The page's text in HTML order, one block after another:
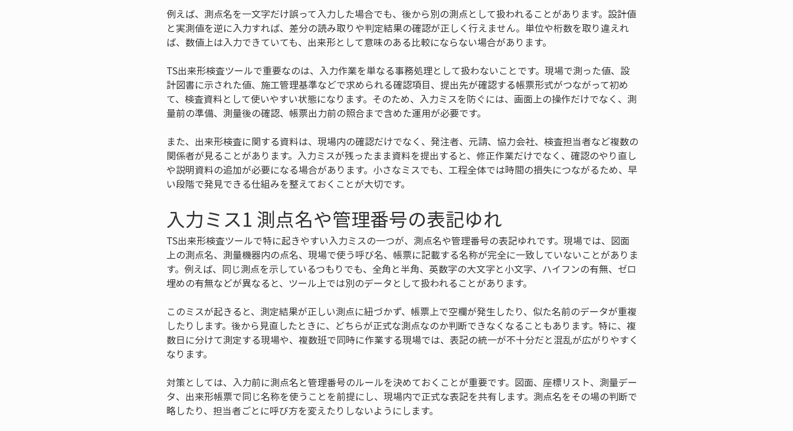
例えば、測点名を一文字だけ誤って入力した場合でも、後から別の測点として扱われることがあります。設計値
と実測値を逆に入力すれば、差分の読み取りや判定結果の確認が正しく行えません。単位や桁数を取り違えれ
ば、数値上は入力できていても、出来形として意味のある比較にならない場合があります。
TS出来形検査ツールで重要なのは、入力作業を単なる事務処理として扱わないことです。現場で測った値、設
計図書に示された値、施工管理基準などで求められる確認項目、提出先が確認する帳票形式がつながって初め
て、検査資料として使いやすい状態になります。そのため、入力ミスを防ぐには、画面上の操作だけでなく、測
量前の準備、測量後の確認、帳票出力前の照合まで含めた運用が必要です。
また、出来形検査に関する資料は、現場内の確認だけでなく、発注者、元請、協力会社、検査担当者など複数の
関係者が見ることがあります。入力ミスが残ったまま資料を提出すると、修正作業だけでなく、確認のやり直し
や説明資料の追加が必要になる場合があります。小さなミスでも、工程全体では時間の損失につながるため、早
い段階で発見できる仕組みを整えておくことが大切です。
入力ミス1 測点名や管理番号の表記ゆれ
TS出来形検査ツールで特に起きやすい入力ミスの一つが、測点名や管理番号の表記ゆれです。現場では、図面
上の測点名、測量機器内の点名、現場で使う呼び名、帳票に記載する名称が完全に一致していないことがありま
す。例えば、同じ測点を示しているつもりでも、全角と半角、英数字の大文字と小文字、ハイフンの有無、ゼロ
埋めの有無などが異なると、ツール上では別のデータとして扱われることがあります。
このミスが起きると、測定結果が正しい測点に紐づかず、帳票上で空欄が発生したり、似た名前のデータが重複
したりします。後から見直したときに、どちらが正式な測点なのか判断できなくなることもあります。特に、複
数日に分けて測定する現場や、複数班で同時に作業する現場では、表記の統一が不十分だと混乱が広がりやすく
なります。
対策としては、入力前に測点名と管理番号のルールを決めておくことが重要です。図面、座標リスト、測量デー
タ、出来形帳票で同じ名称を使うことを前提にし、現場内で正式な表記を共有します。測点名をその場の判断で
略したり、担当者ごとに呼び方を変えたりしないようにします。